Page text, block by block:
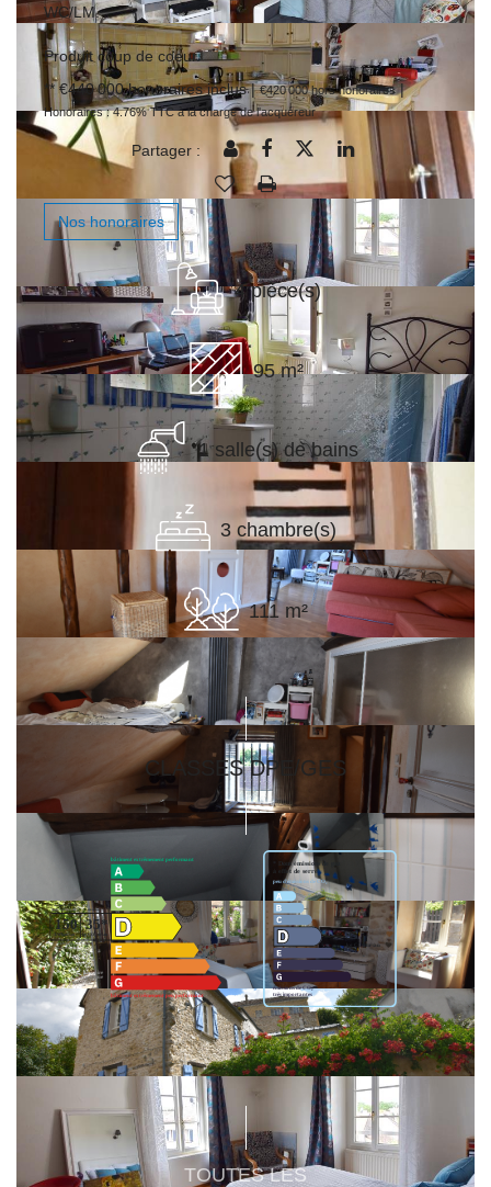
WC/LM.
Produit coup de coeur.
** €440 000 honoraires inclus|€420 000 hors honoraires|
Honoraires : 4.76% TTC à la charge de l'acquéreur
Partager :
Nos honoraires
4 pièce(s)
95 m²
1 salle(s) de bains
3 chambre(s)
111 m²
CLASSES DPE/GES
TOUTES LES